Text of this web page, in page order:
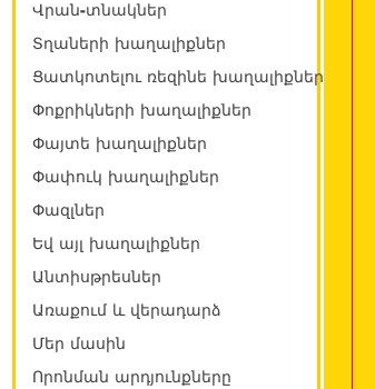
Վրան-տնակներ
Տղաների խաղալիքներ
Ցատկոտելու ռեզինե խաղալիքներ
Փոքրիկների խաղալիքներ
Փայտե խաղալիքներ
Փափուկ խաղալիքներ
Փազլներ
Եվ այլ խաղալիքներ
Անտիսթրեսներ
Առաքում և վերադարձ
Մեր մասին
Որոնման արդյունքները